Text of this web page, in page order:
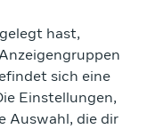
hast,
sich eine
Einstellungen,
Auswahl, die dir